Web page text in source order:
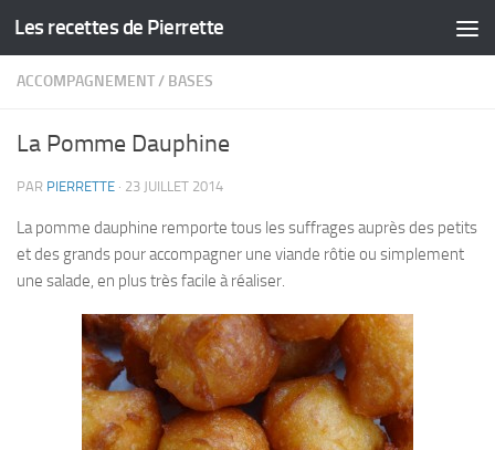
Skip to content
Les recettes de Pierrette
ACCOMPAGNEMENT/ BASES
La Pomme Dauphine
PAR PIERRETTE · 23 JUILLET 2014
La pomme dauphine remporte tous les suffrages auprès des petits
et des grands pour accompagner une viande rôtie ou simplement
une salade, en plus très facile à réaliser.